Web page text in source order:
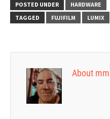
POSTED UNDER
HARDWARE
TAGGED
FUJIFILM LUMIX
About